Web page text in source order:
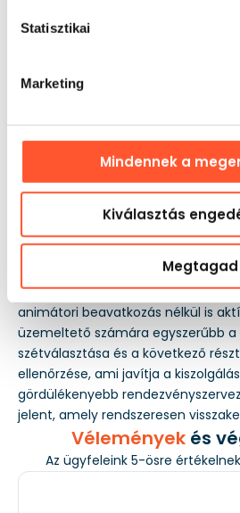
Statisztikai
Marketing
Mindennek a
Kiválasztás
Megtagad
Felhasználás
A legjobb felhasználási környezet a
családi piknikek, iskolai
gyereknapok. Az ugrálás és a
fenntartja a gyerekek figyelmét,
animátori beavatkozás nélkül is
üzemeltető számára egyszerűbb
szétválasztása és a következő
ellenőrzése, ami javítja a
gördülékenyebb
jelent, amely rendszeresen
Vélemények és
Az ügyfeleink 5-ösre